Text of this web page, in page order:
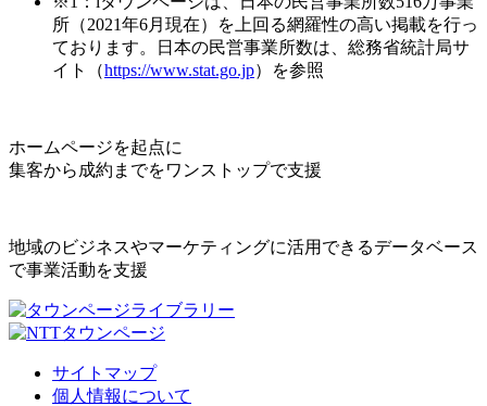
所（2021年6月現在）を上回る網羅性の高い掲載を行っ
ております。日本の民営事業所数は、総務省統計局サ
イト（https://www.stat.go.jp）を参照
ホームページを起点に
集客から成約までをワンストップで支援
地域のビジネスやマーケティングに活用できるデータベース
で事業活動を支援
サイトマップ
個人情報について